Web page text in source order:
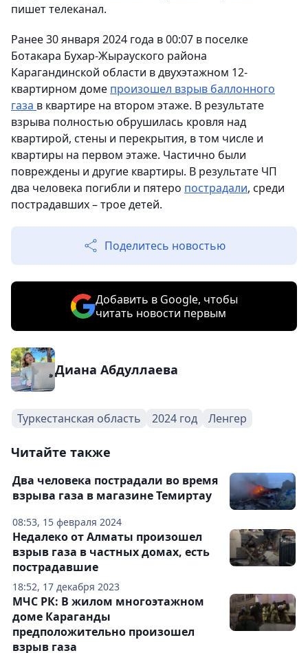
пишет телеканал.
Ранее 30 января 2024 года в 00:07 в поселке
Ботакара Бухар-Жырауского района
Карагандинской области в двухэтажном 12-
квартирном доме произошел взрыв баллонного
газа в квартире на втором этаже. В результате
взрыва полностью обрушилась кровля над
квартирой, стены и перекрытия, в том числе и
квартиры на первом этаже. Частично были
повреждены и другие квартиры. В результате ЧП
два человека погибли и пятеро пострадали, среди
пострадавших – трое детей.
Поделитесь новостью
Добавить в Google, чтобы
читать новости первым
Диана Абдуллаева
Туркестанская область 2024 год Ленгер
Читайте также
08:53, 15 февраля 2024
Два человека пострадали во время
взрыва газа в магазине Темиртау
18:52, 17 декабря 2023
Недалеко от Алматы произошел
взрыв газа в частных домах, есть
пострадавшие
МЧС РК: В жилом многоэтажном
доме Караганды
предположительно произошел
взрыв газа